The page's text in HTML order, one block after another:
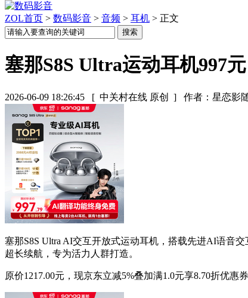
ZOL首页 > 数码影音 > 音频 > 耳机 > 正文
塞那S8S Ultra运动耳机997元
2026-06-09 18:26:45 [ 中关村在线 原创 ] 作者：星恋影
塞那S8S Ultra AI交互开放式运动耳机，搭载先进AI语音
超长续航，专为活力人群打造。
原价1217.00元，现京东立减5%叠加满1.0元享8.70折优